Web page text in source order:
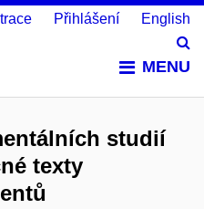
MENU
Přihlášení English
studií
texty